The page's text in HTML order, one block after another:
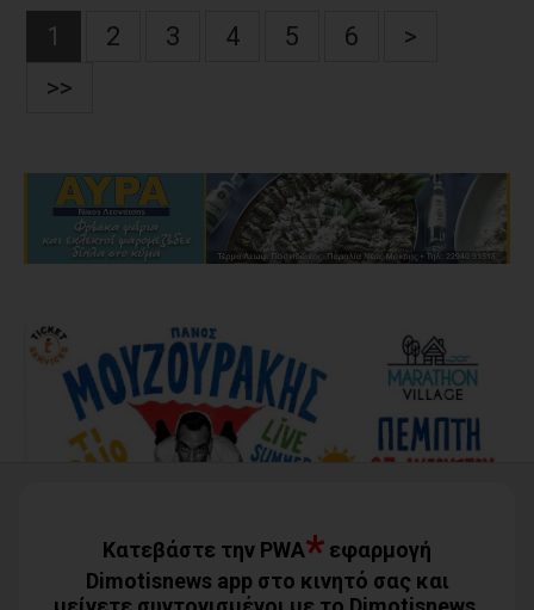
1 2 3 4 5 6
>
>>
Κατεβάστε την PWA* εφαρμογή
Dimotisnews app στο κινητό σας και